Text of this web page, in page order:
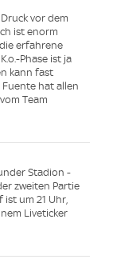
vor dem
ist enorm
erfahrene
Phase ist ja
kann fast
hat allen
Team
Stadion -
zweiten Partie
um 21 Uhr,
Liveticker